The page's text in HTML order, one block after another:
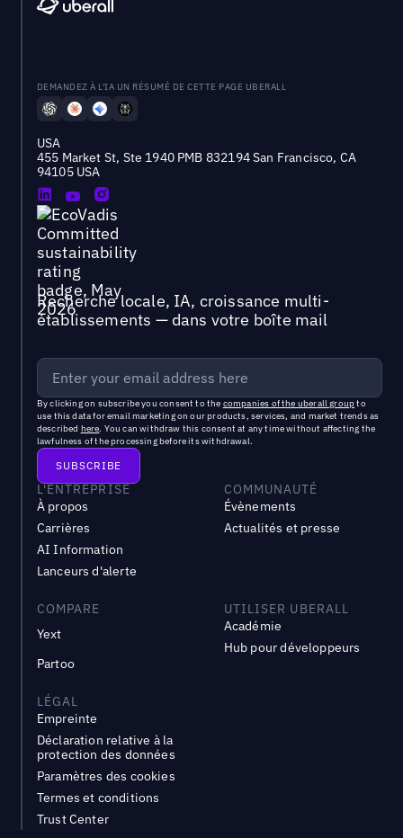
DEMANDEZ À L'IA UN RÉSUMÉ DE CETTE PAGE UBERALL
USA
455 Market St, Ste 1940 PMB 832194 San Francisco, CA
94105 USA
Recherche locale, IA, croissance multi-
établissements — dans votre boîte mail
By clicking on subscribe you consent to the companies of the uberall groupto
use this data for email marketing on our products, services, and market trends as
described here. You can withdraw this consent at any time without affecting the
lawfulness of the processing before its withdrawal.
L'ENTREPRISE
À propos
Carrières
AI Information
Lanceurs d'alerte
COMMUNAUTÉ
Évènements
Actualités et presse
COMPARE
Yext
Partoo
UTILISER UBERALL
Académie
Hub pour développeurs
LÉGAL
Empreinte
Déclaration relative à la
protection des données
Paramètres des cookies
Termes et conditions
Trust Center